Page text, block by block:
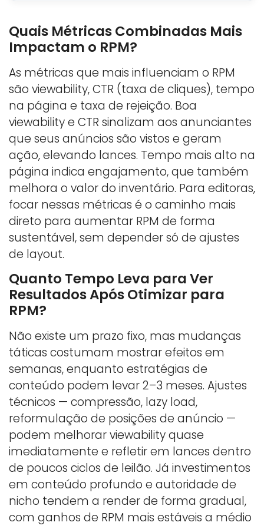
Quais Métricas Combinadas Mais
Impactam o RPM?
As métricas que mais influenciam o RPM
são viewability, CTR (taxa de cliques), tempo
na página e taxa de rejeição. Boa
viewability e CTR sinalizam aos anunciantes
que seus anúncios são vistos e geram
ação, elevando lances. Tempo mais alto na
página indica engajamento, que também
melhora o valor do inventário. Para editoras,
focar nessas métricas é o caminho mais
direto para aumentar RPM de forma
sustentável, sem depender só de ajustes
de layout.
Quanto Tempo Leva para Ver
Resultados Após Otimizar para
RPM?
Não existe um prazo fixo, mas mudanças
táticas costumam mostrar efeitos em
semanas, enquanto estratégias de
conteúdo podem levar 2–3 meses. Ajustes
técnicos — compressão, lazy load,
reformulação de posições de anúncio —
podem melhorar viewability quase
imediatamente e refletir em lances dentro
de poucos ciclos de leilão. Já investimentos
em conteúdo profundo e autoridade de
nicho tendem a render de forma gradual,
com ganhos de RPM mais estáveis a médio